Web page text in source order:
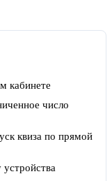
кабинете
число
квиза по прямой